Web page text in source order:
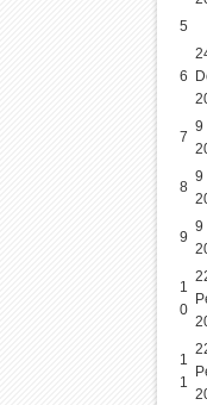
5
6
7
9
8
9
9
9
1
0
1
1